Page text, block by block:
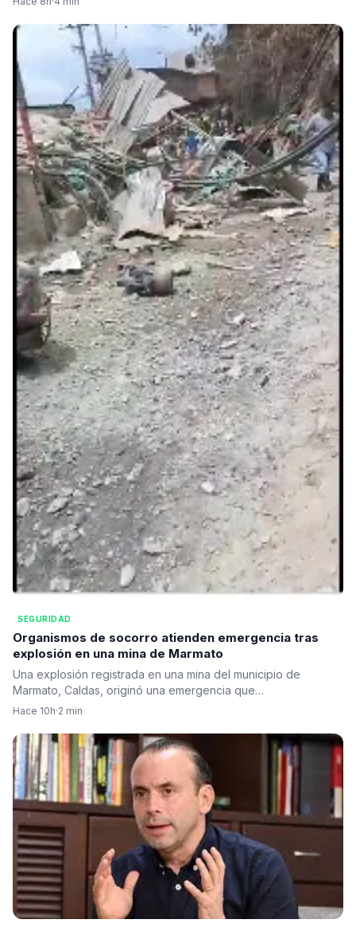
SEGURIDAD
Organismos de socorro atienden emergencia tras
explosión en una mina de Marmato
Una explosión registrada en una mina del municipio de
Marmato, Caldas, originó una emergencia que…
Hace 10h·2 min